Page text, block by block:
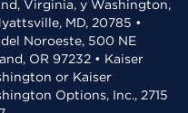
Virginia, y Washington,
MD, 20785 •
Noroeste, 500 NE
OR 97232 • Kaiser
or Kaiser
Options, Inc., 2715